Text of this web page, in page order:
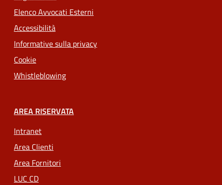
Elenco Avvocati Esterni
Accessibilità
Informative sulla privacy
Cookie
Whistleblowing
AREA RISERVATA
Intranet
Area Clienti
Area Fornitori
LUC CD